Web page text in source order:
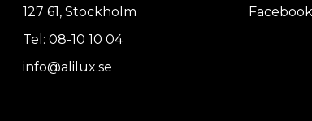
127 61, Stockholm
Tel: 08-10 10 04
info@alilux.se
Facebook